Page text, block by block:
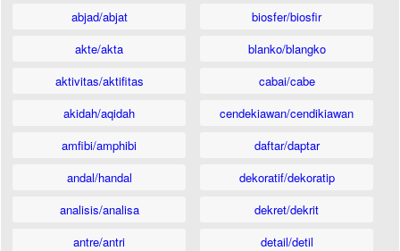
abjad/abjat
akte/akta
aktivitas/aktifitas
akidah/aqidah
amfibi/amphibi
andal/handal
analisis/analisa
antre/antri
biosfer/biosfir
blanko/blangko
cabai/cabe
cendekiawan/cendikiawan
daftar/daptar
dekoratif/dekoratip
dekret/dekrit
detail/detil